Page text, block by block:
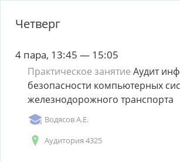
Четверг
4 пара, 13:45 — 15:05
Практическое занятие Аудит
безопасности компьютерных
железнодорожного транспорта
Водясов А.Е.
Аудитория 4325